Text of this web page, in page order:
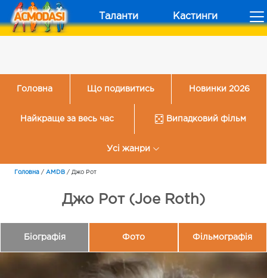
Таланти Кастинги
Головна Що подивитись Новинки 2026
Найкраще за весь час Випадковий фільм
Усі жанри
Головна / AMDB / Джо Рот
Джо Рот (Joe Roth)
Біографія Фото Фільмографія